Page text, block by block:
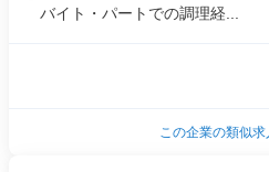
バイト・パートでの調理経...
この企業の類似求